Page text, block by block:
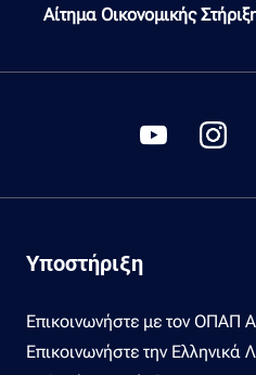
Αίτημα Οικονομικής
Υποστήριξη
Επικοινωνήστε με τον ΟΠΑΠ
Επικοινωνήστε την Ελληνικά